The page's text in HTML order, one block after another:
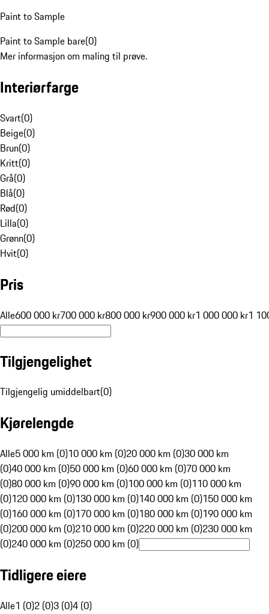
Paint to Sample
Paint to Sample bare(0)
Mer informasjon om maling til prøve.
Interiørfarge
Svart(0)
Beige(0)
Brun(0)
Kritt(0)
Grå(0)
Blå(0)
Rød(0)
Lilla(0)
Grønn(0)
Hvit(0)
Pris
Alle600 000 kr700 000 kr800 000 kr900 000 kr1 000 000 kr1
Tilgjengelighet
Tilgjengelig umiddelbart(0)
Kjørelengde
Alle5 000 km (0)10 000 km (0)20 000 km (0)30 000 km
(0)40 000 km (0)50 000 km (0)60 000 km (0)70 000 km
(0)80 000 km (0)90 000 km (0)100 000 km (0)110 000 km
(0)120 000 km (0)130 000 km (0)140 000 km (0)150 000 km
(0)160 000 km (0)170 000 km (0)180 000 km (0)190 000 km
(0)200 000 km (0)210 000 km (0)220 000 km (0)230 000 km
(0)240 000 km (0)250 000 km (0)
Tidligere eiere
Alle1 (0)2 (0)3 (0)4 (0)